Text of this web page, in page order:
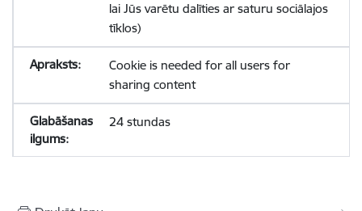
lai Jūs varētu dalīties ar saturu sociālajos
tīklos)
Cookie is needed for all users for
sharing content
24 stundas